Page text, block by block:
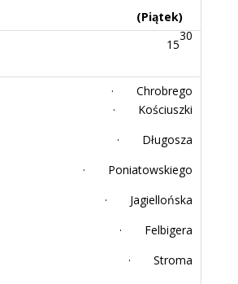
(Piątek)
15
30
· Chrobrego
· Kościuszki
· Długosza
· Poniatowskiego
· Jagiellońska
· Felbigera
· Stroma